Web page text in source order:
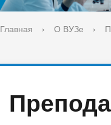
Главная › О ВУЗе ›